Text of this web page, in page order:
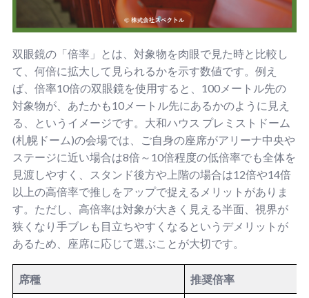
双眼鏡の「倍率」とは、対象物を肉眼で見た時と比較し
て、何倍に拡大して見られるかを示す数値です。例え
ば、倍率10倍の双眼鏡を使用すると、100メートル先の
対象物が、あたかも10メートル先にあるかのように見え
る、というイメージです。大和ハウス プレミストドーム
(札幌ドーム)の会場では、ご自身の座席がアリーナ中央や
ステージに近い場合は8倍～10倍程度の低倍率でも全体を
見渡しやすく、スタンド後方や上階の場合は12倍や14倍
以上の高倍率で推しをアップで捉えるメリットがありま
す。ただし、高倍率は対象が大きく見える半面、視界が
狭くなり手ブレも目立ちやすくなるというデメリットが
あるため、座席に応じて選ぶことが大切です。
席種 推奨倍率